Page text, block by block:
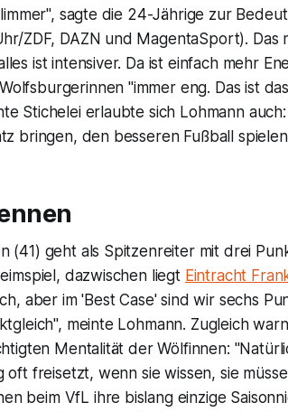
sagte die 24-Jährige zur
ZDF, DAZN und MagentaSport). Das
ist intensiver. Da ist einfach mehr
"immer eng. Das ist
Stichelei erlaubte sich Lohmann
bringen, den besseren Fußball
(41) geht als Spitzenreiter mit drei
dazwischen liegt Eintracht
aber im 'Best Case' sind wir sechs
meinte Lohmann. Zugleich
Mentalität der Wölfinnen:
freisetzt, wenn sie wissen, sie
beim VfL ihre bislang einzige